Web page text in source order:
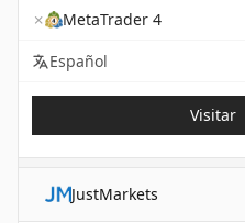
✗
MetaTrader 4
Español
Visitar
JustMarkets